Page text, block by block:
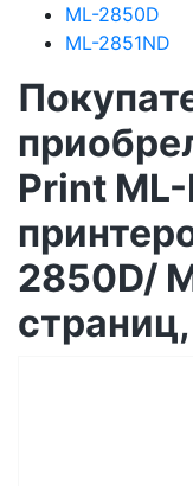
ML-2850D
ML-2851ND
Print
2850D/